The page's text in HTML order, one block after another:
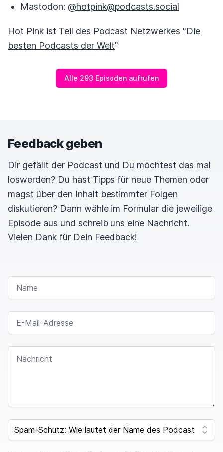
Mastodon: @hotpink@podcasts.social
Hot Pink ist Teil des Podcast Netzwerkes "Die
besten Podcasts der Welt"
Alle 293 Episoden aufrufen
Feedback geben
Dir gefällt der Podcast und Du möchtest das mal
loswerden? Du hast Tipps für neue Themen oder
magst über den Inhalt bestimmter Folgen
diskutieren? Dann wähle im Formular die jeweilige
Episode aus und schreib uns eine Nachricht.
Vielen Dank für Dein Feedback!
NAME
E-MAIL-ADRESSE
NACHRICHT
F
O
SPAM CAPTCHA